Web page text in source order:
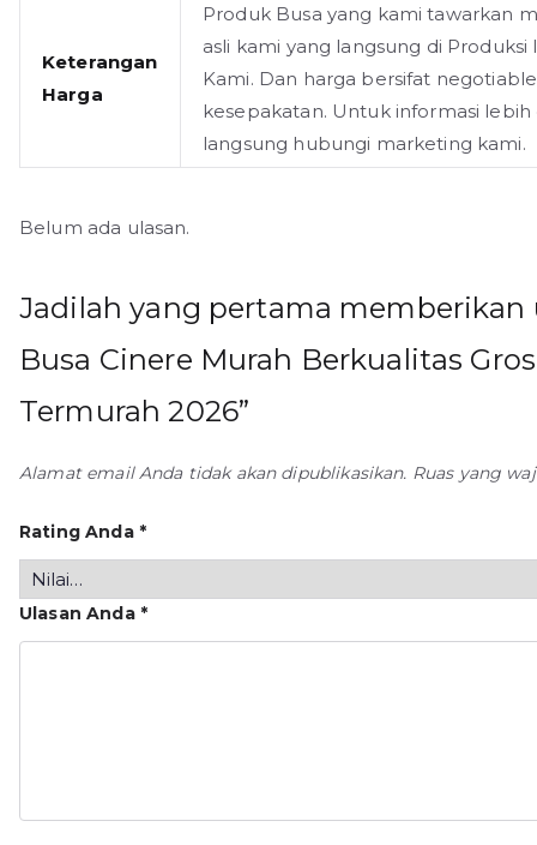
Keterangan
Harga
Produk Busa yang kami tawarkan
asli kami yang langsung di
Kami. Dan harga bersifat
kesepakatan. Untuk informasi lebih
langsung hubungi marketing kami.
Belum ada ulasan.
Jadilah yang pertama memberikan
Busa Cinere Murah Berkualitas
Termurah 2026”
Alamat email Anda tidak akan dipublikasikan. Ruas yang
Rating Anda *
Ulasan Anda *